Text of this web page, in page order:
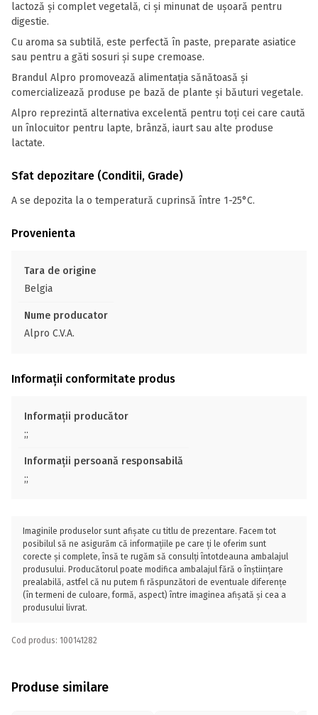
lactoză și complet vegetală, ci și minunat de ușoară pentru
digestie.
Cu aroma sa subtilă, este perfectă în paste, preparate asiatice
sau pentru a găti sosuri și supe cremoase.
Brandul Alpro promovează alimentația sănătoasă și
comercializează produse pe bază de plante și băuturi vegetale.
Alpro reprezintă alternativa excelentă pentru toți cei care caută
un înlocuitor pentru lapte, brânză, iaurt sau alte produse
lactate.
Sfat depozitare (Conditii, Grade)
A se depozita la o temperatură cuprinsă între 1-25°C.
Provenienta
Tara de origine
Belgia
Nume producator
Alpro C.V.A.
Informații conformitate produs
Informații producător
;;
Informații persoană responsabilă
;;
Imaginile produselor sunt afișate cu titlu de prezentare. Facem tot
posibilul să ne asigurăm că informațiile pe care ți le oferim sunt
corecte și complete, însă te rugăm să consulți întotdeauna ambalajul
produsului. Producătorul poate modifica ambalajul fără o înștiințare
prealabilă, astfel că nu putem fi răspunzători de eventuale diferențe
(în termeni de culoare, formă, aspect) între imaginea afișată și cea a
produsului livrat.
Cod produs: 100141282
Produse similare